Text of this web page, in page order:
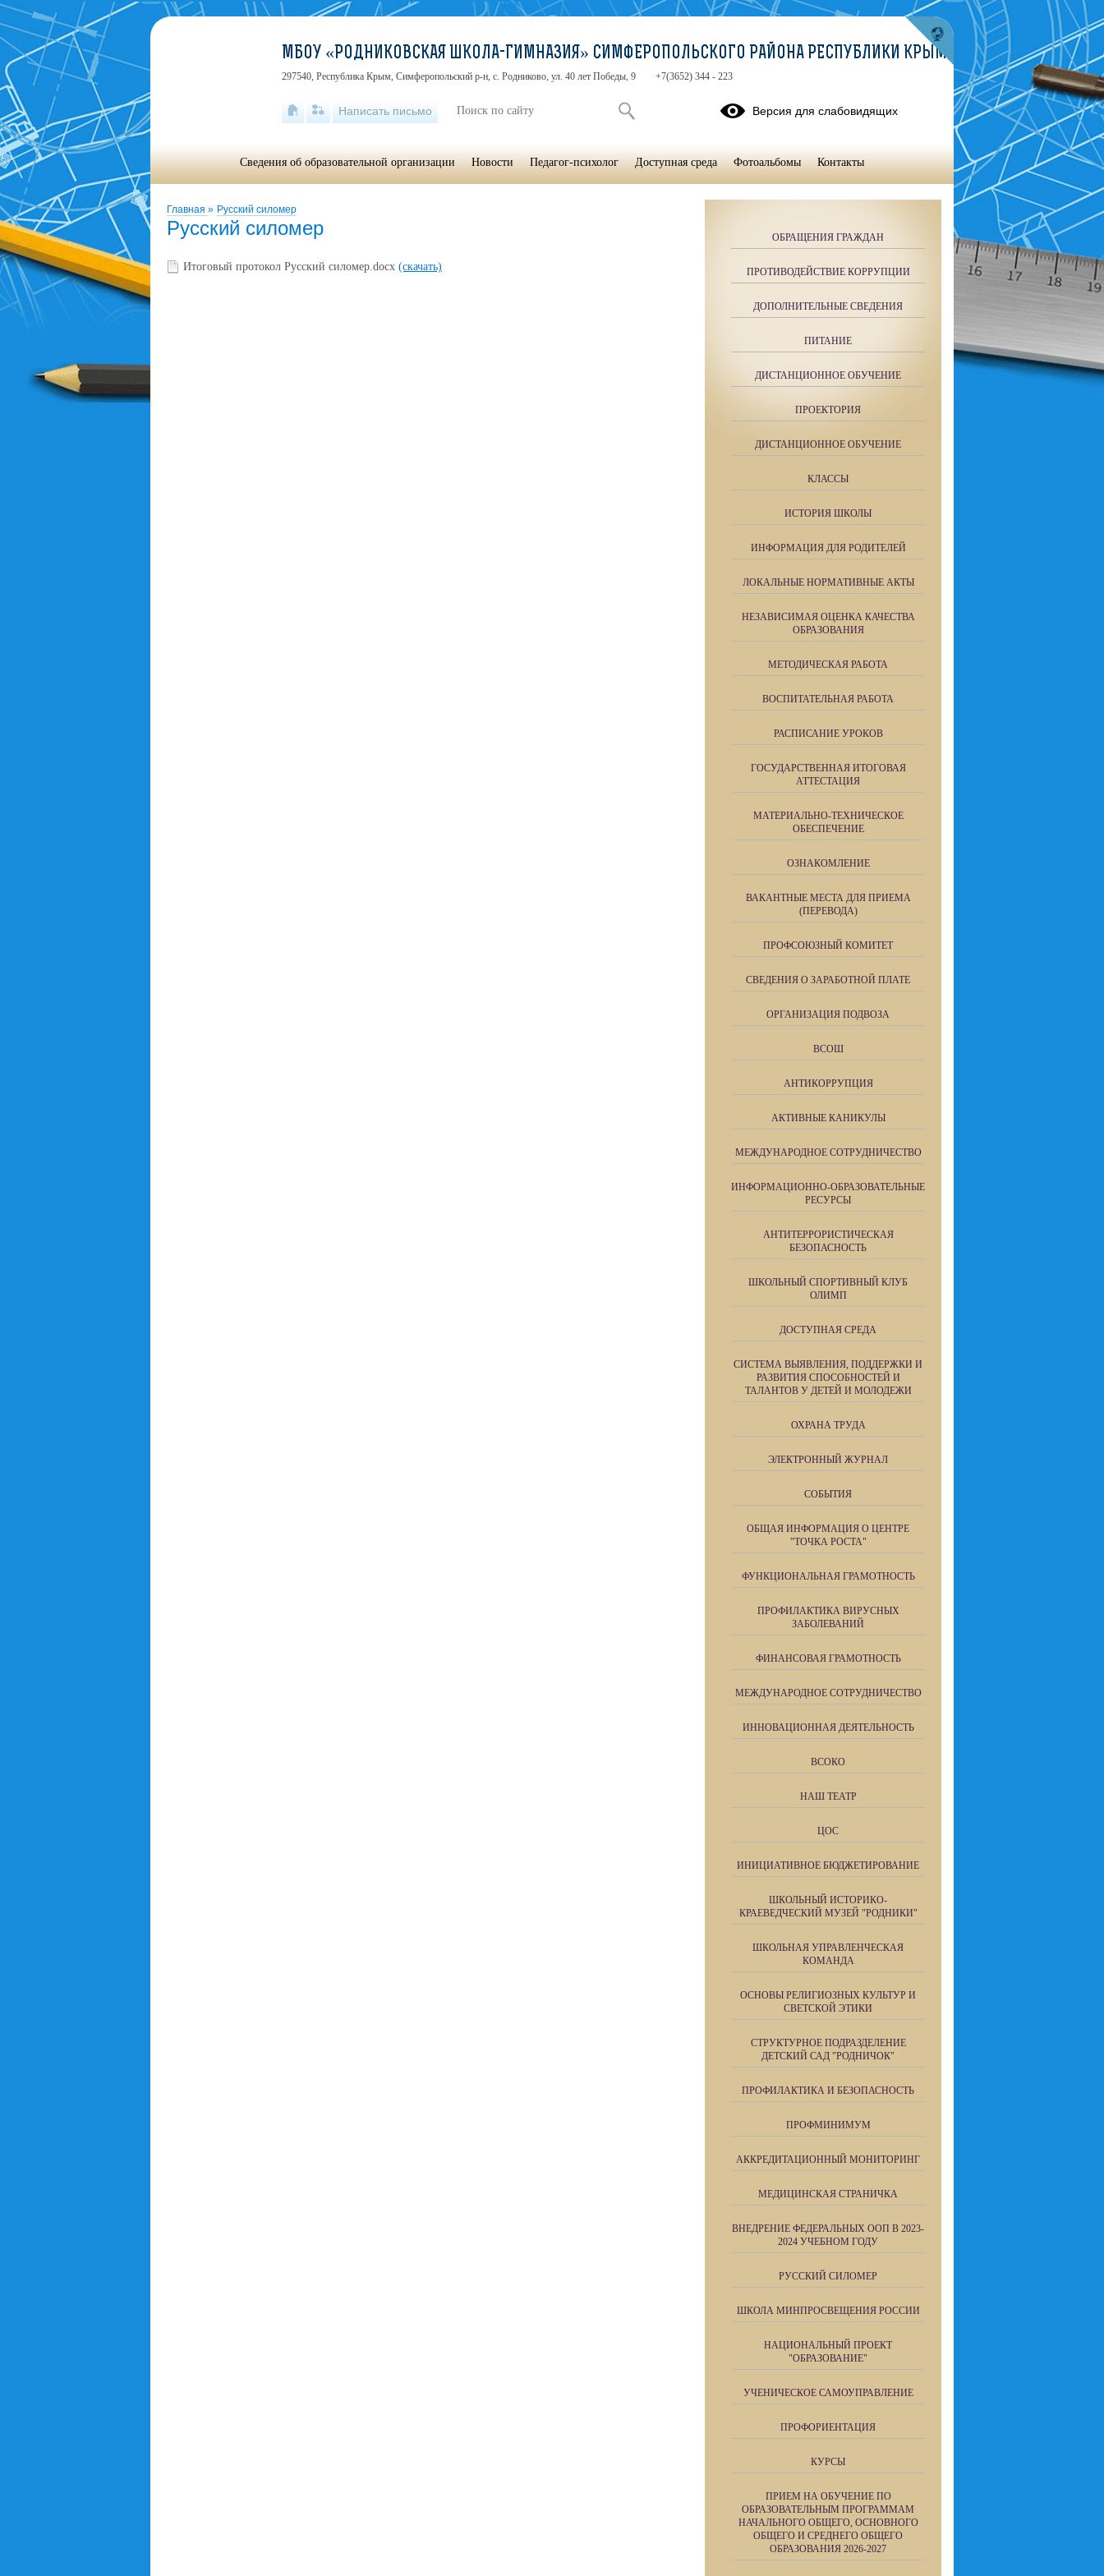
Главная » Русский силомер
Русский силомер
Итоговый протокол Русский силомер.docx (скачать)
ОБРАЩЕНИЯ ГРАЖДАН
ПРОТИВОДЕЙСТВИЕ КОРРУПЦИИ
ДОПОЛНИТЕЛЬНЫЕ СВЕДЕНИЯ
ПИТАНИЕ
ДИСТАНЦИОННОЕ ОБУЧЕНИЕ
ПРОЕКТОРИЯ
ДИСТАНЦИОННОЕ ОБУЧЕНИЕ
КЛАССЫ
ИСТОРИЯ ШКОЛЫ
ИНФОРМАЦИЯ ДЛЯ РОДИТЕЛЕЙ
ЛОКАЛЬНЫЕ НОРМАТИВНЫЕ АКТЫ
НЕЗАВИСИМАЯ ОЦЕНКА КАЧЕСТВА
ОБРАЗОВАНИЯ
МЕТОДИЧЕСКАЯ РАБОТА
ВОСПИТАТЕЛЬНАЯ РАБОТА
РАСПИСАНИЕ УРОКОВ
ГОСУДАРСТВЕННАЯ ИТОГОВАЯ
АТТЕСТАЦИЯ
МАТЕРИАЛЬНО-ТЕХНИЧЕСКОЕ
ОБЕСПЕЧЕНИЕ
ОЗНАКОМЛЕНИЕ
ВАКАНТНЫЕ МЕСТА ДЛЯ ПРИЕМА
(ПЕРЕВОДА)
ПРОФСОЮЗНЫЙ КОМИТЕТ
СВЕДЕНИЯ О ЗАРАБОТНОЙ ПЛАТЕ
ОРГАНИЗАЦИЯ ПОДВОЗА
ВСОШ
АНТИКОРРУПЦИЯ
АКТИВНЫЕ КАНИКУЛЫ
МЕЖДУНАРОДНОЕ СОТРУДНИЧЕСТВО
ИНФОРМАЦИОННО-ОБРАЗОВАТЕЛЬНЫЕ
РЕСУРСЫ
АНТИТЕРРОРИСТИЧЕСКАЯ
БЕЗОПАСНОСТЬ
ШКОЛЬНЫЙ СПОРТИВНЫЙ КЛУБ
ОЛИМП
ДОСТУПНАЯ СРЕДА
СИСТЕМА ВЫЯВЛЕНИЯ, ПОДДЕРЖКИ И
РАЗВИТИЯ СПОСОБНОСТЕЙ И
ТАЛАНТОВ У ДЕТЕЙ И МОЛОДЕЖИ
ОХРАНА ТРУДА
ЭЛЕКТРОННЫЙ ЖУРНАЛ
СОБЫТИЯ
ОБЩАЯ ИНФОРМАЦИЯ О ЦЕНТРЕ
"ТОЧКА РОСТА"
ФУНКЦИОНАЛЬНАЯ ГРАМОТНОСТЬ
ПРОФИЛАКТИКА ВИРУСНЫХ
ЗАБОЛЕВАНИЙ
ФИНАНСОВАЯ ГРАМОТНОСТЬ
МЕЖДУНАРОДНОЕ СОТРУДНИЧЕСТВО
ИННОВАЦИОННАЯ ДЕЯТЕЛЬНОСТЬ
ВСОКО
НАШ ТЕАТР
ЦОС
ИНИЦИАТИВНОЕ БЮДЖЕТИРОВАНИЕ
ШКОЛЬНЫЙ ИСТОРИКО-
КРАЕВЕДЧЕСКИЙ МУЗЕЙ "РОДНИКИ"
ШКОЛЬНАЯ УПРАВЛЕНЧЕСКАЯ
КОМАНДА
ОСНОВЫ РЕЛИГИОЗНЫХ КУЛЬТУР И
СВЕТСКОЙ ЭТИКИ
СТРУКТУРНОЕ ПОДРАЗДЕЛЕНИЕ
ДЕТСКИЙ САД "РОДНИЧОК"
ПРОФИЛАКТИКА И БЕЗОПАСНОСТЬ
ПРОФМИНИМУМ
АККРЕДИТАЦИОННЫЙ МОНИТОРИНГ
МЕДИЦИНСКАЯ СТРАНИЧКА
ВНЕДРЕНИЕ ФЕДЕРАЛЬНЫХ ООП В 2023-
2024 УЧЕБНОМ ГОДУ
РУССКИЙ СИЛОМЕР
ШКОЛА МИНПРОСВЕЩЕНИЯ РОССИИ
НАЦИОНАЛЬНЫЙ ПРОЕКТ
"ОБРАЗОВАНИЕ"
УЧЕНИЧЕСКОЕ САМОУПРАВЛЕНИЕ
ПРОФОРИЕНТАЦИЯ
КУРСЫ
ПРИЕМ НА ОБУЧЕНИЕ ПО
ОБРАЗОВАТЕЛЬНЫМ ПРОГРАММАМ
НАЧАЛЬНОГО ОБЩЕГО, ОСНОВНОГО
ОБЩЕГО И СРЕДНЕГО ОБЩЕГО
ОБРАЗОВАНИЯ 2026-2027
МБОУ «РОДНИКОВСКАЯ ШКОЛА-ГИМНАЗИЯ» СИМФЕРОПОЛЬСКОГО РАЙОНА РЕСПУБЛИКИ КРЫМ
297540, Республика Крым, Симферопольский р-н, с. Родниково, ул. 40 лет Победы, 9 +7(3652) 344 - 223
Написать письмо Версия для слабовидящих
Сведения об образовательной организации Новости Педагог-психолог Доступная среда Фотоальбомы Контакты